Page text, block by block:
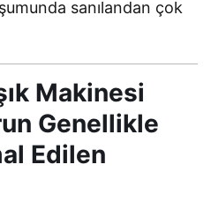
sanılandan çok
Makinesi
Genellikle
Edilen